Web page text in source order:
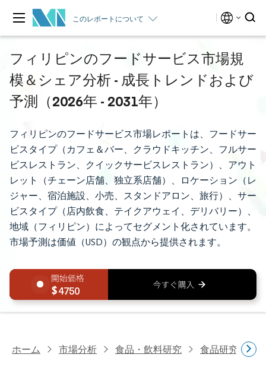
このレポートについて
フィリピンのフードサービス市場規
模＆シェア分析 - 成長トレンドおよび
予測（2026年 - 2031年）
フィリピンのフードサービス市場レポートは、フードサー
ビスタイプ（カフェ＆バー、クラウドキッチン、フルサー
ビスレストラン、クイックサービスレストラン）、アウト
レット（チェーン店舗、独立系店舗）、ロケーション（レ
ジャー、宿泊施設、小売、スタンドアロン、旅行）、サー
ビスタイプ（店内飲食、テイクアウェイ、デリバリー）、
地域（フィリピン）によってセグメント化されています。
市場予測は価値（USD）の観点から提供されます。
4750
ホーム 市場分析 食品・飲料研究 食品研究